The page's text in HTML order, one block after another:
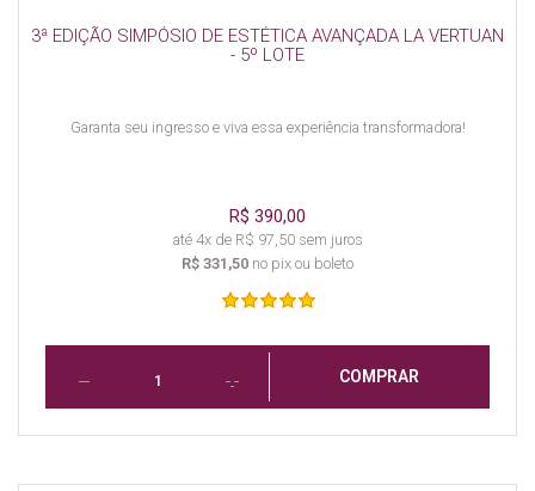
3ª EDIÇÃO SIMPÓSIO DE ESTÉTICA AVANÇADA LA VERTUAN
- 5º LOTE
Garanta seu ingresso e viva essa experiência transformadora!
R$ 390,00
até 4x de R$ 97,50 sem juros
R$ 331,50 no pix ou boleto
COMPRAR